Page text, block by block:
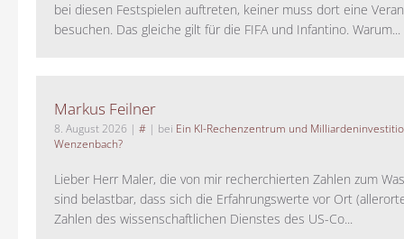
bei diesen Festspielen auftreten, keiner muss dort eine
besuchen. Das gleiche gilt für die FIFA und Infantino. Warum...
Markus Feilner
8. August 2026 | # | bei Ein KI-Rechenzentrum und
Wenzenbach?
Lieber Herr Maler, die von mir recherchierten Zahlen zum
sind belastbar, dass sich die Erfahrungswerte vor Ort
Zahlen des wissenschaftlichen Dienstes des US-Co...